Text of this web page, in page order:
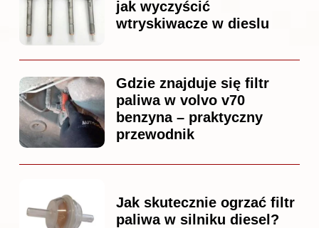
jak wyczyścić
wtryskiwacze w dieslu
Gdzie znajduje się filtr
paliwa w volvo v70
benzyna – praktyczny
przewodnik
Jak skutecznie ogrzać filtr
paliwa w silniku diesel?